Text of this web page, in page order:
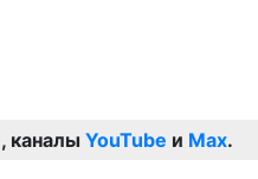
, каналы YouTube и Max.